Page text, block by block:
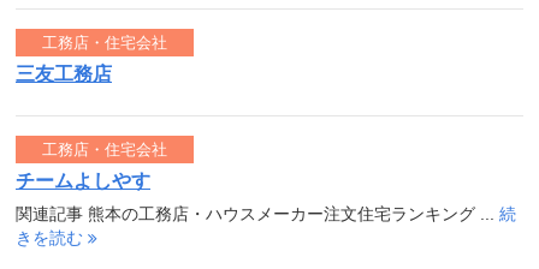
三友工務店
工務店・住宅会社
チームよしやす
関連記事 熊本の工務店・ハウスメーカー注文住宅ランキング ... 続
きを読む
工務店・住宅会社